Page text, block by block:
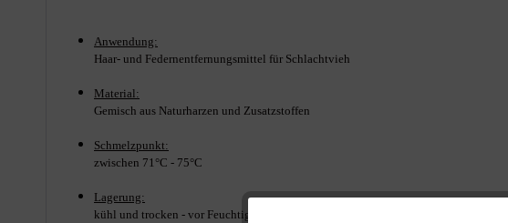
Anwendung:
Haar- und Federnentfernungsmittel für Schlachtvieh
Material:
Gemisch aus Naturharzen und Zusatzstoffen
Schmelzpunkt:
zwischen 71°C - 75°C
Lagerung:
kühl und trocken - vor Feuchtigkeit schützen. Bei Wärme kann das Supech